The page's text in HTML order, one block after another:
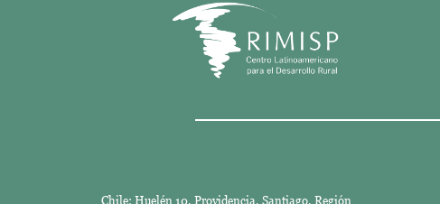
Chile: Huelén 10. Providencia, Santiago, Región